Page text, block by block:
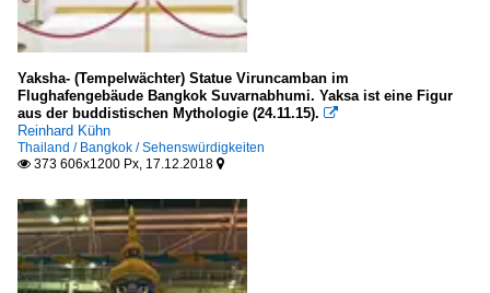
Yaksha- (Tempelwächter) Statue Viruncamban im
Flughafengebäude Bangkok Suvarnabhumi. Yaksa ist eine Figur
aus der buddistischen Mythologie (24.11.15). 
Reinhard Kühn
Thailand / Bangkok / Sehenswürdigkeiten
 373 606x1200 Px, 17.12.2018 